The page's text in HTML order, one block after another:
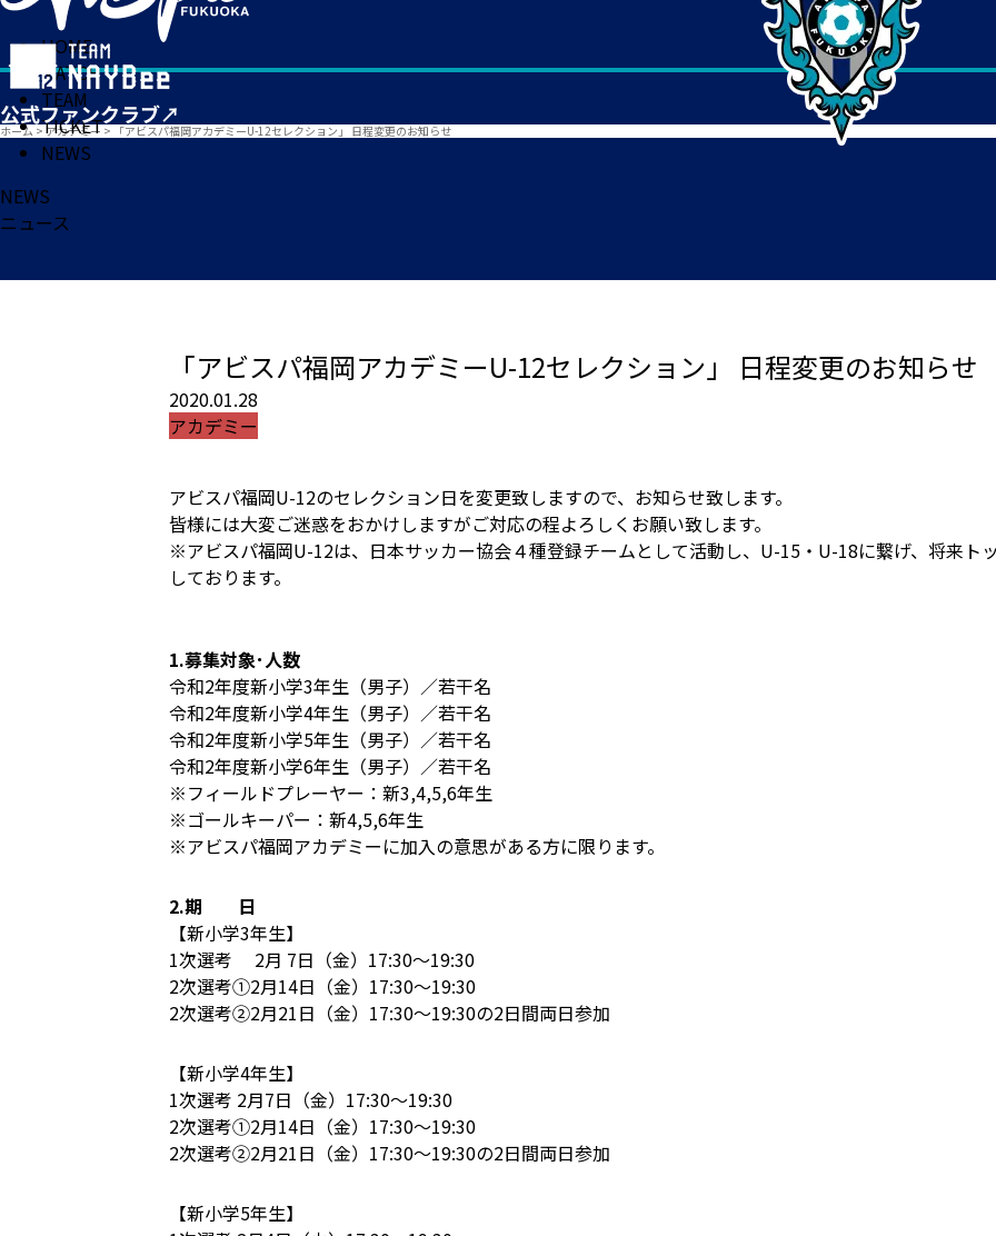
HOME
MATCH
TEAM
TICKET
NEWS
ホーム > アカデミー > 「アビスパ福岡アカデミーU-12セレクション」 日程変更のお知らせ
NEWS
ニュース
「アビスパ福岡アカデミーU-12セレクション」 日程変更のお知らせ
2020.01.28
アカデミー
アビスパ福岡U-12のセレクション日を変更致しますので、お知らせ致します。
皆様には大変ご迷惑をおかけしますがご対応の程よろしくお願い致します。
※アビスパ福岡U-12は、日本サッカー協会４種登録チームとして活動し、U-15・U-18に繋げ、将来ト
しております。
1.募集対象･人数
令和2年度新小学3年生（男子）／若干名
令和2年度新小学4年生（男子）／若干名
令和2年度新小学5年生（男子）／若干名
令和2年度新小学6年生（男子）／若干名
※フィールドプレーヤー：新3,4,5,6年生
※ゴールキーパー：新4,5,6年生
※アビスパ福岡アカデミーに加入の意思がある方に限ります。
2.期 日
【新小学3年生】
1次選考 2月 7日（金）17:30～19:30
2次選考①2月14日（金）17:30～19:30
2次選考②2月21日（金）17:30〜19:30の2日間両日参加
【新小学4年生】
1次選考 2月7日（金）17:30～19:30
2次選考①2月14日（金）17:30～19:30
2次選考②2月21日（金）17:30〜19:30の2日間両日参加
【新小学5年生】